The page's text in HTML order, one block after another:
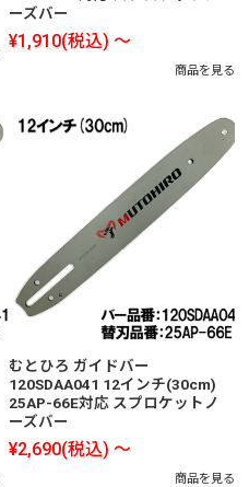
ーズバー
¥1,910(税込) ～
商品を見る
むとひろ ガイドバー
120SDAA041 12インチ(30cm)
25AP-66E対応 スプロケットノ
ーズバー
¥2,690(税込) ～
商品を見る